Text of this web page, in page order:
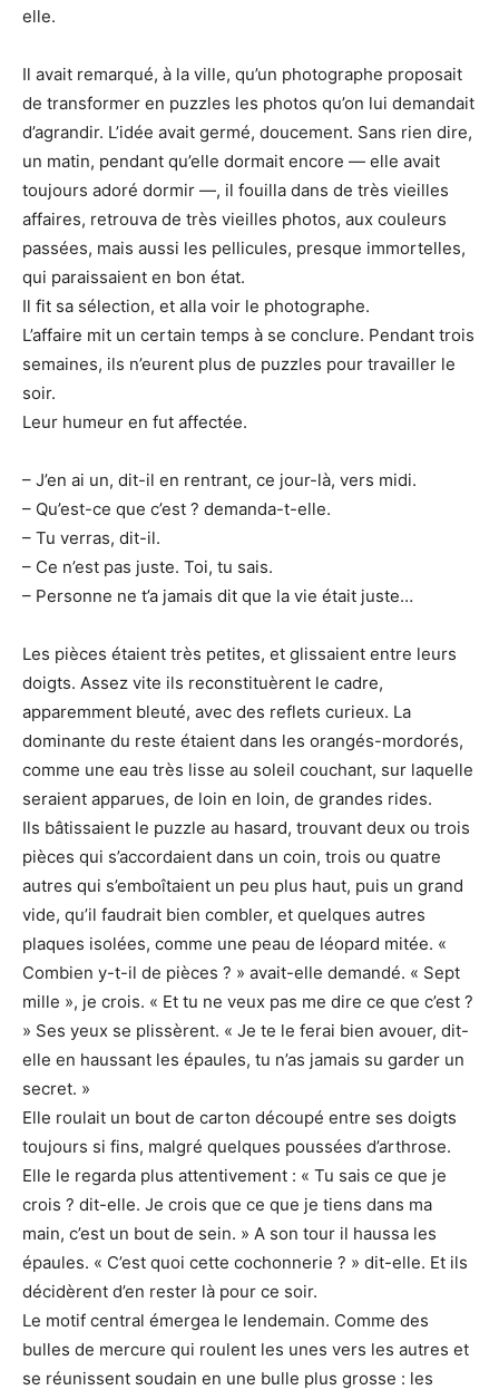
elle.
Il avait remarqué, à la ville, qu’un photographe proposait
de transformer en puzzles les photos qu’on lui demandait
d’agrandir. L’idée avait germé, doucement. Sans rien dire,
un matin, pendant qu’elle dormait encore — elle avait
toujours adoré dormir —, il fouilla dans de très vieilles
affaires, retrouva de très vieilles photos, aux couleurs
passées, mais aussi les pellicules, presque immortelles,
qui paraissaient en bon état.
Il fit sa sélection, et alla voir le photographe.
L’affaire mit un certain temps à se conclure. Pendant trois
semaines, ils n’eurent plus de puzzles pour travailler le
soir.
Leur humeur en fut affectée.
– J’en ai un, dit-il en rentrant, ce jour-là, vers midi.
– Qu’est-ce que c’est ? demanda-t-elle.
– Tu verras, dit-il.
– Ce n’est pas juste. Toi, tu sais.
– Personne ne t’a jamais dit que la vie était juste…
Les pièces étaient très petites, et glissaient entre leurs
doigts. Assez vite ils reconstituèrent le cadre,
apparemment bleuté, avec des reflets curieux. La
dominante du reste étaient dans les orangés-mordorés,
comme une eau très lisse au soleil couchant, sur laquelle
seraient apparues, de loin en loin, de grandes rides.
Ils bâtissaient le puzzle au hasard, trouvant deux ou trois
pièces qui s’accordaient dans un coin, trois ou quatre
autres qui s’emboîtaient un peu plus haut, puis un grand
vide, qu’il faudrait bien combler, et quelques autres
plaques isolées, comme une peau de léopard mitée. «
Combien y-t-il de pièces ? » avait-elle demandé. « Sept
mille », je crois. « Et tu ne veux pas me dire ce que c’est ?
» Ses yeux se plissèrent. « Je te le ferai bien avouer, dit-
elle en haussant les épaules, tu n’as jamais su garder un
secret. »
Elle roulait un bout de carton découpé entre ses doigts
toujours si fins, malgré quelques poussées d’arthrose.
Elle le regarda plus attentivement : « Tu sais ce que je
crois ? dit-elle. Je crois que ce que je tiens dans ma
main, c’est un bout de sein. » A son tour il haussa les
épaules. « C’est quoi cette cochonnerie ? » dit-elle. Et ils
décidèrent d’en rester là pour ce soir.
Le motif central émergea le lendemain. Comme des
bulles de mercure qui roulent les unes vers les autres et
se réunissent soudain en une bulle plus grosse : les